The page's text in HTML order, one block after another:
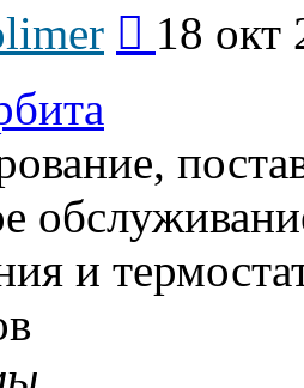
последнему
18 окт
и